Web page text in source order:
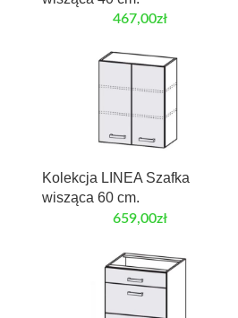
467,00zł
Kolekcja LINEA Szafka
wisząca 60 cm.
659,00zł